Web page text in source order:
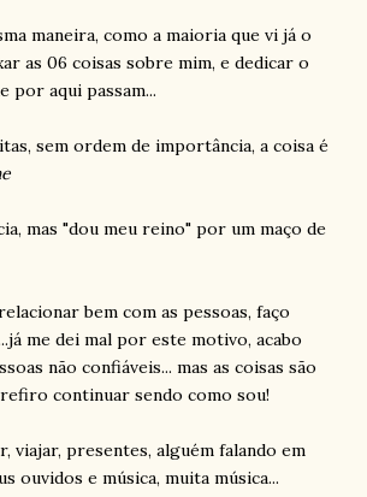
maneira, como a maioria que vi já o
as 06 coisas sobre mim, e dedicar o
por aqui passam...
, sem ordem de importância, a coisa é
mas "dou meu reino" por um maço de
bem com as pessoas, faço
me dei mal por este motivo, acabo
não confiáveis... mas as coisas são
continuar sendo como sou!
viajar, presentes, alguém falando em
ouvidos e música, muita música...